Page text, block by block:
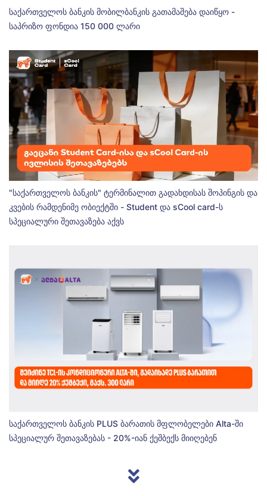
საქართველოს ბანკის მობილბანკის გათამაშება დაიწყო -
საპრიზო ფონდია 150 000 ლარი
"საქართველოს ბანკის" ტერმინალით გადახდისას შოპინგის და
კვების რამდენიმე ობიექტში - Student და sCool card-ს
სპეციალური შეთავაზება აქვს
საქართველოს ბანკის PLUS ბარათის მფლობელები Alta-ში
სპეციალურ შეთავაზებას - 20%-იან ქეშბექს მიიღებენ